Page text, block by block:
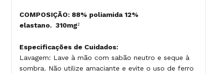
COMPOSIÇÃO: 88% poliamida 12%
elastano. 310mg²
Especificações de Cuidados:
Lavagem: Lave à mão com sabão neutro e seque à
sombra. Não utilize amaciante e evite o uso de ferro